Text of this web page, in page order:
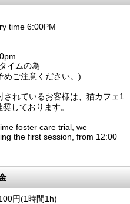
time 6:00PM
イムの為
ご注意ください。)
れているお客様は、猫カフェ1
しております。
foster care trial, we
the first session, from 12:00
(1時間1h)